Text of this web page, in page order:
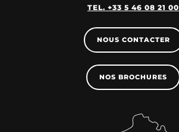
TEL. +33 5 46 08 21 00
NOUS CONTACTER
NOS BROCHURES